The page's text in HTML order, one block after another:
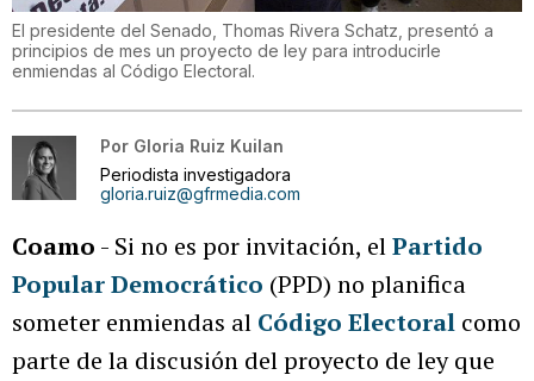
El presidente del Senado, Thomas Rivera Schatz, presentó a
principios de mes un proyecto de ley para introducirle
enmiendas al Código Electoral.
Por Gloria Ruiz Kuilan
Periodista investigadora
gloria.ruiz@gfrmedia.com
Coamo - Si no es por invitación, elPartido
Popular Democrático (PPD) no planifica
someter enmiendas al Código Electoral como
parte de la discusión del proyecto de ley que